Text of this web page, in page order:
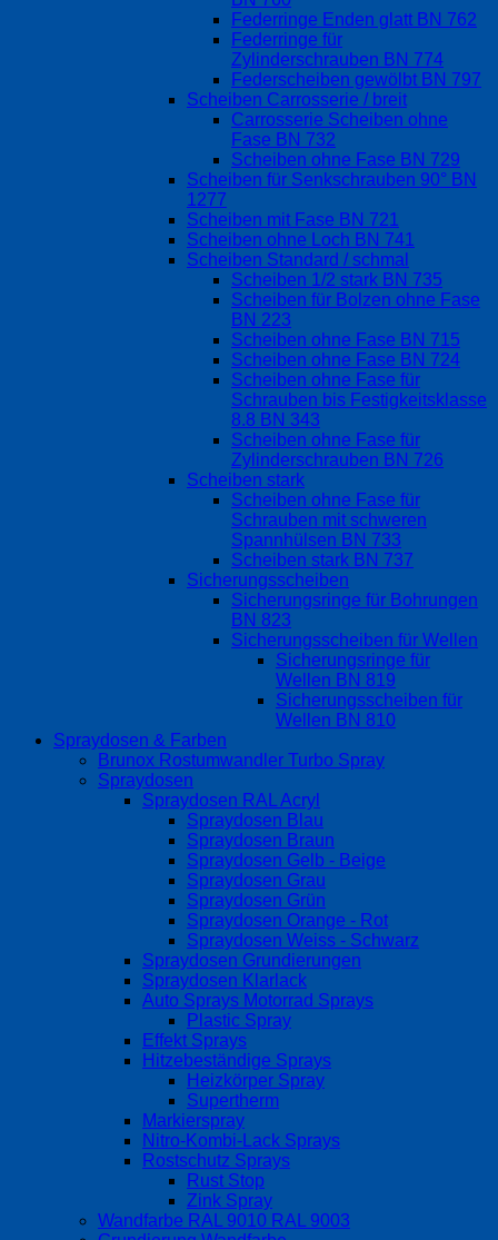
Federringe Enden glatt BN 762
Federringe für
Zylinderschrauben BN 774
Federscheiben gewölbt BN 797
Scheiben Carrosserie / breit
Carrosserie Scheiben ohne
Fase BN 732
Scheiben ohne Fase BN 729
Scheiben für Senkschrauben 90° BN
1277
Scheiben mit Fase BN 721
Scheiben ohne Loch BN 741
Scheiben Standard / schmal
Scheiben 1/2 stark BN 735
Scheiben für Bolzen ohne Fase
BN 223
Scheiben ohne Fase BN 715
Scheiben ohne Fase BN 724
Scheiben ohne Fase für
Schrauben bis Festigkeitsklasse
8.8 BN 343
Scheiben ohne Fase für
Zylinderschrauben BN 726
Scheiben stark
Scheiben ohne Fase für
Schrauben mit schweren
Spannhülsen BN 733
Scheiben stark BN 737
Sicherungsscheiben
Sicherungsringe für Bohrungen
BN 823
Sicherungsscheiben für Wellen
Sicherungsringe für
Wellen BN 819
Sicherungsscheiben für
Wellen BN 810
Spraydosen & Farben
Brunox Rostumwandler Turbo Spray
Spraydosen
Spraydosen RAL Acryl
Spraydosen Blau
Spraydosen Braun
Spraydosen Gelb - Beige
Spraydosen Grau
Spraydosen Grün
Spraydosen Orange - Rot
Spraydosen Weiss - Schwarz
Spraydosen Grundierungen
Spraydosen Klarlack
Auto Sprays Motorrad Sprays
Plastic Spray
Effekt Sprays
Hitzebeständige Sprays
Heizkörper Spray
Supertherm
Markierspray
Nitro-Kombi-Lack Sprays
Rostschutz Sprays
Rust Stop
Zink Spray
Wandfarbe RAL 9010 RAL 9003